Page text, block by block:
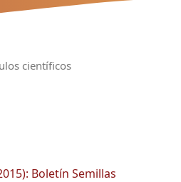
científicos
Boletín Semillas